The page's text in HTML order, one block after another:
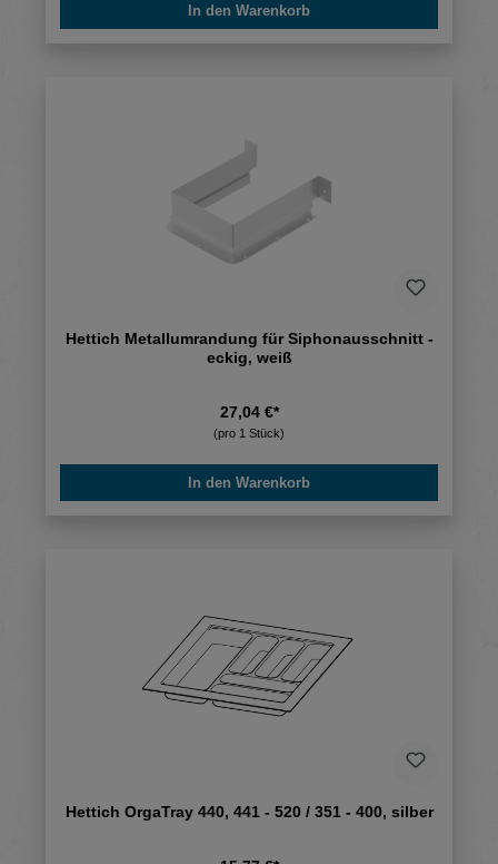
In den Warenkorb
Hettich Metallumrandung für Siphonausschnitt -
eckig, weiß
27,04 €*
(pro 1 Stück)
In den Warenkorb
Hettich OrgaTray 440, 441 - 520 / 351 - 400, silber